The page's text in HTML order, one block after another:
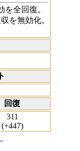
全回復。
を無効化。
回復
311
(+447)